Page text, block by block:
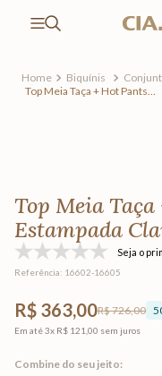
Biquínis
Top Meia Taça + Hot Pants
Top Meia
Estampada
Seja o
Referência: 16602-16605
R$ 363,00R$ 726,00
Em até3x R$ 121,00 sem juros